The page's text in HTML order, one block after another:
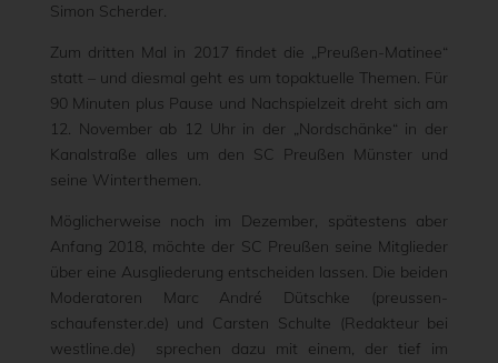
Simon Scherder.
Zum dritten Mal in 2017 findet die „Preußen-Matinee“
statt – und diesmal geht es um topaktuelle Themen. Für
90 Minuten plus Pause und Nachspielzeit dreht sich am
12. November ab 12 Uhr in der „Nordschänke“ in der
Kanalstraße alles um den SC Preußen Münster und
seine Winterthemen.
Möglicherweise noch im Dezember, spätestens aber
Anfang 2018, möchte der SC Preußen seine Mitglieder
über eine Ausgliederung entscheiden lassen. Die beiden
Moderatoren Marc André Dütschke (preussen-
schaufenster.de) und Carsten Schulte (Redakteur bei
westline.de) sprechen dazu mit einem, der tief im